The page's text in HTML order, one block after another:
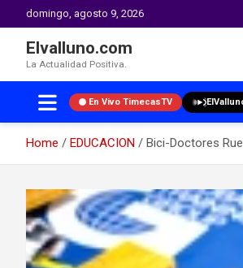
domingo, agosto 9, 2026
Elvalluno.com
La Actualidad Positiva.
En Vivo TimecasTV
Home EDUCACION
Bici-Doctores
content